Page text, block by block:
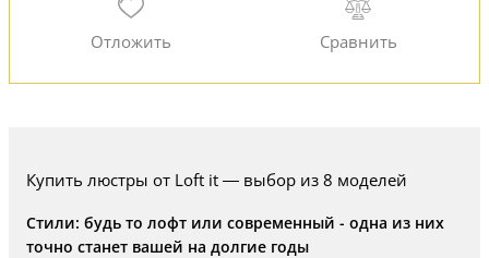
Купить люстры от Loft it — выбор из 8 моделей
Стили: будь то лофт или современный - одна из них
точно станет вашей на долгие годы